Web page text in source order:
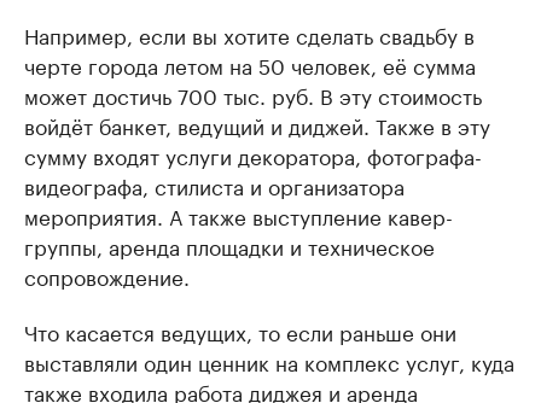
Например, если вы хотите сделать свадьбу в
черте города летом на 50 человек, её сумма
может достичь 700 тыс. руб. В эту стоимость
войдёт банкет, ведущий и диджей. Также в эту
сумму входят услуги декоратора, фотографа-
видеографа, стилиста и организатора
мероприятия. А также выступление кавер-
группы, аренда площадки и техническое
сопровождение.
Что касается ведущих, то если раньше они
выставляли один ценник на комплекс услуг, куда
также входила работа диджея и аренда